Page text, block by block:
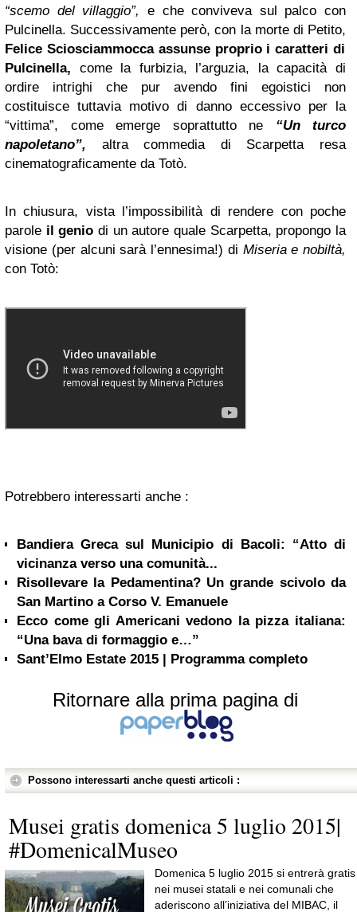
“scemo del villaggio”,
e che conviveva sul palco con
Pulcinella. Successivamente però, con la morte di Petito,
Felice Sciosciammocca assunse proprio i caratteri di
Pulcinella, come la furbizia, l’arguzia, la capacità di
ordire intrighi che pur avendo fini egoistici non
costituisce tuttavia motivo di danno eccessivo per la
“vittima”, come emerge soprattutto ne “Un turco
napoletano”, altra commedia di Scarpetta resa
cinematograficamente da Totò.
In chiusura, vista l’impossibilità di rendere con poche
parole il genio di un autore quale Scarpetta, propongo la
visione (per alcuni sarà l’ennesima!) di Miseria e nobiltà,
con Totò:
Potrebbero interessarti anche :
Bandiera Greca sul Municipio di Bacoli: “Atto di
vicinanza verso una comunità...
Risollevare la Pedamentina? Un grande scivolo da
San Martino a Corso V. Emanuele
Ecco come gli Americani vedono la pizza italiana:
“Una bava di formaggio e…”
Sant’Elmo Estate 2015 | Programma completo
Ritornare alla prima pagina di
Possono interessarti anche questi articoli :
Musei gratis domenica 5 luglio 2015|
#DomenicalMuseo
Domenica 5 luglio 2015 si entrerà gratis
nei musei statali e nei comunali che
aderiscono all’iniziativa del MIBAC, il